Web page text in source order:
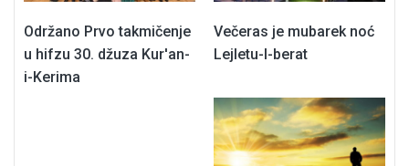
Održano Prvo takmičenje
u hifzu 30. džuza Kur'an-
i-Kerima
Večeras je mubarek noć
Lejletu-l-berat